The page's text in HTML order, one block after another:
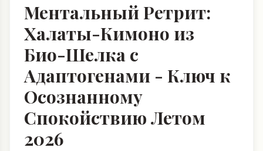
Ментальный Ретрит:
Халаты-Кимоно из
Био-Шелка с
Адаптогенами - Ключ к
Осознанному
Спокойствию Летом
2026